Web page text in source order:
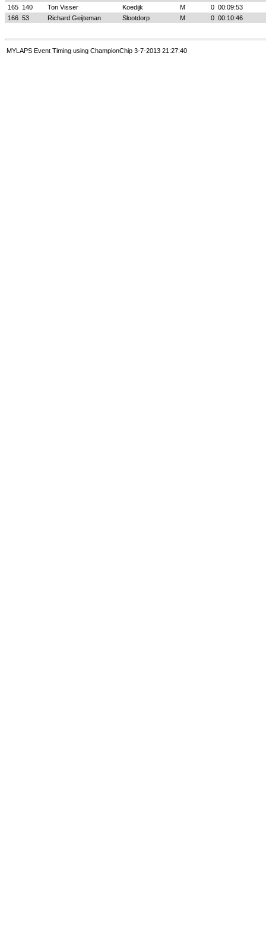
165 140 Ton Visser Koedijk M 0 00:09:53
166 53 Richard Geijteman Slootdorp M 0 00:10:46
MYLAPS Event Timing using ChampionChip 3-7-2013 21:27:40